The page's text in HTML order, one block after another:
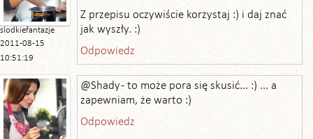
slodkiefantazje
2011-08-15
10:51:19
Z przepisu oczywiście korzystaj :) i daj znać
jak wyszły. :)
Odpowiedz
@Shady - to może pora się skusić... :) ... a
zapewniam, że warto :)
Odpowiedz